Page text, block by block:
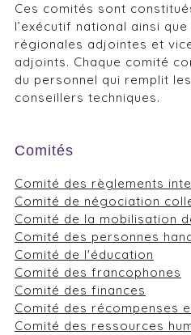
Ces comités sont
l’exécutif national ainsi
régionales adjointes et
adjoints. Chaque comité
du personnel qui remplit
conseillers techniques.
Comités
Comité des règlements
Comité de négociation
Comité de la mobilisation
Comité des personnes
Comité de l'éducation
Comité des francophones
Comité des finances
Comité des récompenses
Comité des ressources